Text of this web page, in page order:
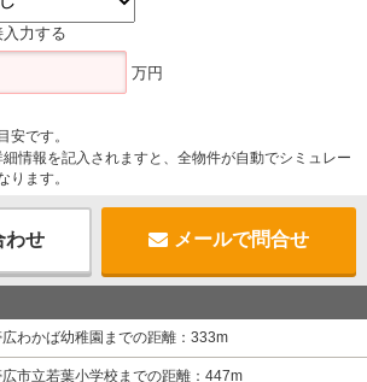
入力する
万円
です。
情報を記入されますと、全物件が自動でシミュレー
ります。
わせ メールで問合せ
わかば幼稚園までの距離：333m
市立若葉小学校までの距離：447m